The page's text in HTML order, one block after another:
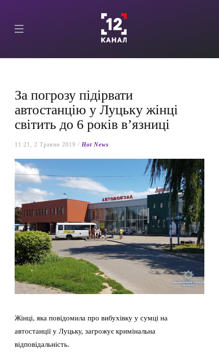
За погрозу підірвати
автостанцію у Луцьку жінці
світить до 6 років в’язниці
11:21, 2 Травня 2019 / Hot News
Жінці, яка повідомила про вибухівку у сумці на
автостанції у Луцьку, загрожує кримінальна
відповідальність.